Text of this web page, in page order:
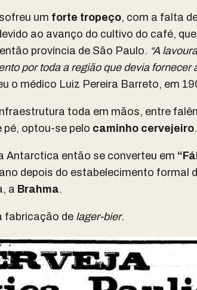
um forte tropeço, com a falta
ao avanço do cultivo do café,
província de São Paulo. “A
por toda a região que devia fornecer
o médico Luiz Pereira Barreto, em
toda em mãos, entre
optou-se pelo caminho cervejeiro.
Antarctica então se converteu em
depois do estabelecimento formal
a Brahma.
fabricação de lager-bier.